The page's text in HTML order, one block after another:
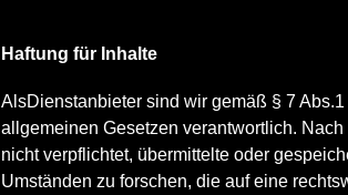
Haftung für Inhalte
AlsDienstanbieter sind wir gemäß § 7
allgemeinen Gesetzen verantwortlich.
nicht verpflichtet, übermittelte oder
Umständen zu forschen, die auf eine